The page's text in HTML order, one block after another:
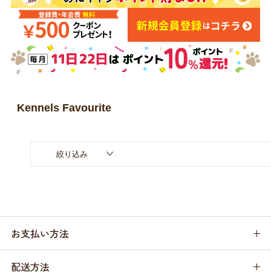
ドッグフード キャットフード
美容・ケア用品 服・おさんぽ用品
日用品（デイリー）
アフターサービス
商品リクエスト
お問い合わせ
Kennels Favourite
絞り込み
お支払い方法
配送方法